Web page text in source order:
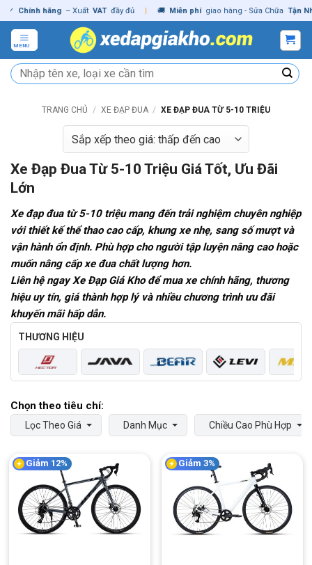
Skip
to
content
hãng – Xuất VAT đầy đủ | 🚚 Miễn phí giao hàng - Sửa Chữa Tận Nhà ✓
MENU
Tìm
kiếm:
TRANG CHỦ / XE ĐẠP ĐUA / XE ĐẠP ĐUA TỪ 5-10 TRIỆU
Xe Đạp Đua Từ 5-10 Triệu Giá Tốt, Ưu Đãi
Lớn
Xe đạp đua từ 5-10 triệu mang đến trải nghiệm chuyên nghiệp
với thiết kế thể thao cao cấp, khung xe nhẹ, sang số mượt và
vận hành ổn định. Phù hợp cho người tập luyện nâng cao hoặc
muốn nâng cấp xe đua chất lượng hơn.
Liên hệ ngay Xe Đạp Giá Kho để mua xe chính hãng, thương
hiệu uy tín, giá thành hợp lý và nhiều chương trình ưu đãi
khuyến mãi hấp dẫn.
THƯƠNG HIỆU
Lọc Theo Giá Danh Mục Chiều Cao Phù Hợp
Giảm 12% Giảm 3%